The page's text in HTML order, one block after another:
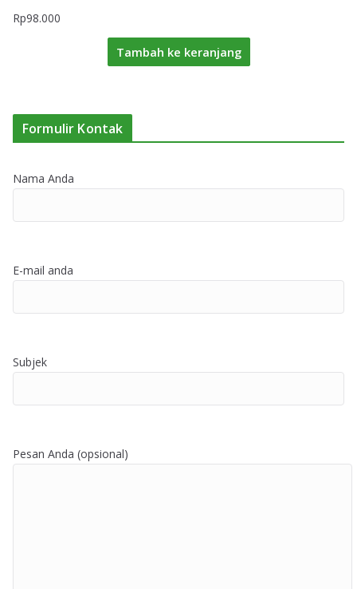
Rp98.000
Tambah ke keranjang
Formulir Kontak
Nama Anda
E-mail anda
Subjek
Pesan Anda (opsional)